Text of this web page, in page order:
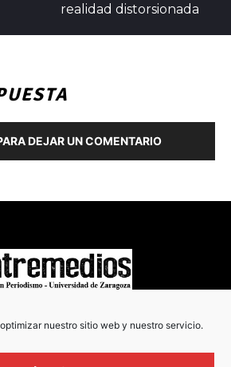
nuestro sitio web y nuestro servicio.
realidad distorsionada
DEJAR UN COMENTARIO